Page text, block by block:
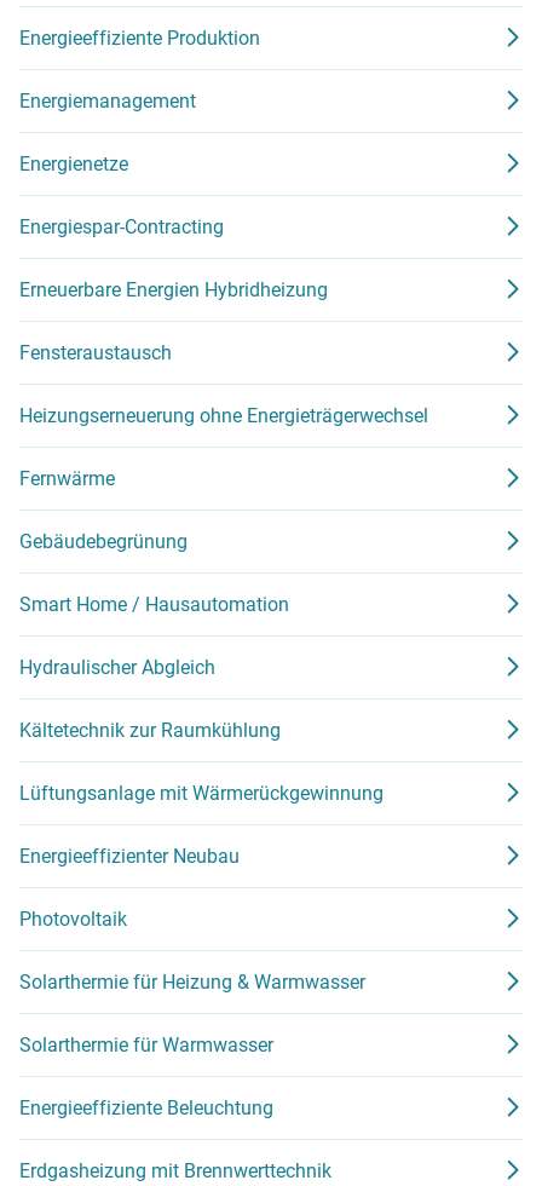
Energieeffiziente Produktion
Energiemanagement
Energienetze
Energiespar-Contracting
Erneuerbare Energien Hybridheizung
Fensteraustausch
Heizungserneuerung ohne Energieträgerwechsel
Fernwärme
Gebäudebegrünung
Smart Home / Hausautomation
Hydraulischer Abgleich
Kältetechnik zur Raumkühlung
Lüftungsanlage mit Wärmerückgewinnung
Energieeffizienter Neubau
Photovoltaik
Solarthermie für Heizung & Warmwasser
Solarthermie für Warmwasser
Energieeffiziente Beleuchtung
Erdgasheizung mit Brennwerttechnik